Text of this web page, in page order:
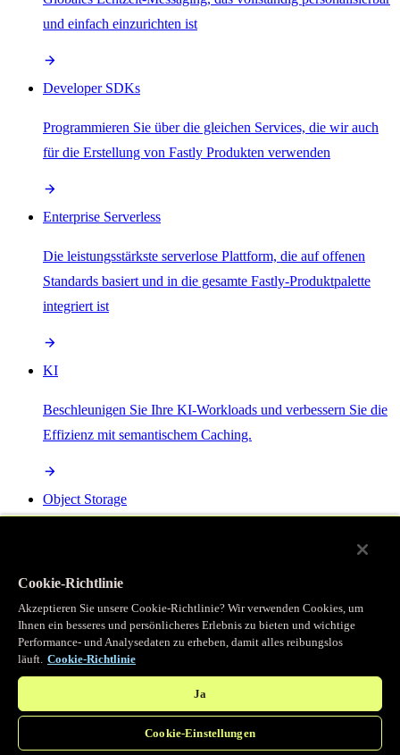
und einfach einzurichten ist
Developer SDKs
Programmieren Sie über die gleichen Services, die wir auch
für die Erstellung von Fastly Produkten verwenden
Enterprise Serverless
Die leistungsstärkste serverlose Plattform, die auf offenen
Standards basiert und in die gesamte Fastly-Produktpalette
integriert ist
KI
Beschleunigen Sie Ihre KI-Workloads und verbessern Sie die
Effizienz mit semantischem Caching.
Object Storage
Programmierbarer Cache
Erhalten Sie vollständigen programmatischen Zugriff auf das
legendäre Caching, das unser CDN antreibt.
Cookie-Richtlinie
Akzeptieren Sie unsere Cookie-Richtlinie? Wir verwenden Cookies, um
Ihnen ein besseres und persönlicheres Erlebnis zu bieten und wichtige
Performance- und Analysedaten zu erheben, damit alles reibungslos
läuft. Cookie-Richtlinie
Ja
Cookie-Einstellungen